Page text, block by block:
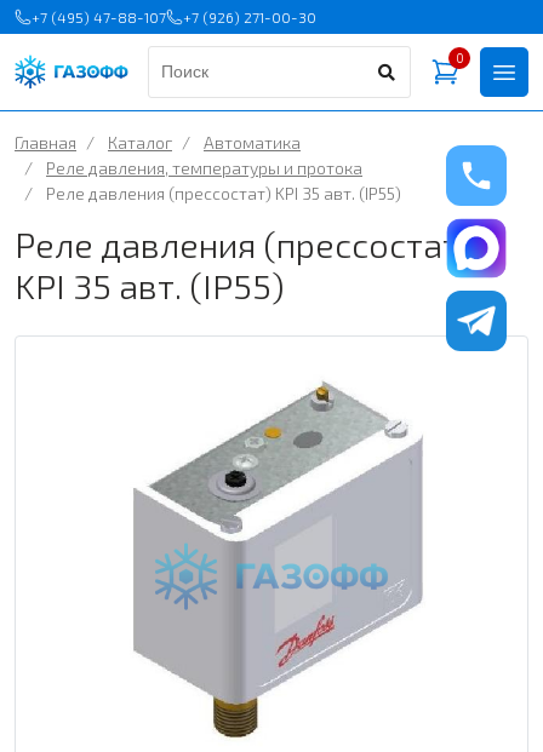
+7 (495) 47-88-107 +7 (926) 271-00-30
0
Главная / Каталог /
Автоматика
/
Реле давления, температуры и протока
/
Реле давления (прессостат) KPI 35 авт. (IP55)
Реле давления (прессостат)
KPI 35 авт. (IP55)